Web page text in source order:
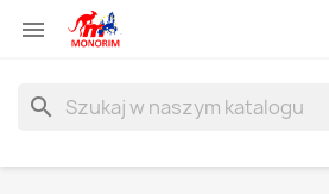

search